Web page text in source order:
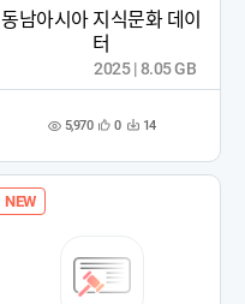
동남아시아 지식문화 데이
터
조 5,970 관
록
0 다 14
2025 | 8.05 GB
NEW